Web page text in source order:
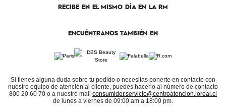
RECIBE EN EL MISMO DÍA EN LA RM
ENCUÉNTRANOS TAMBIÉN EN
Si tienes alguna duda sobre tu pedido o necesitas ponerte en contacto con
nuestro equipo de atención al cliente, puedes hacerlo al número de contacto
800 20 60 70 o a nuestro mail consumidor.servicio@centroatencion.loreal.cl
de lunes a viernes de 09:00 am a 18:00 pm.